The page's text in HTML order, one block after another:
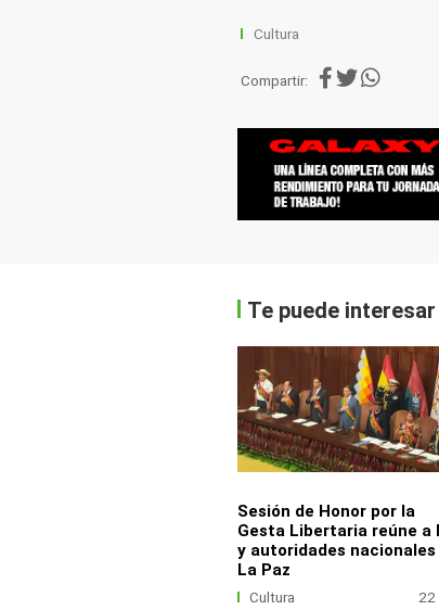
Cultura
Compartir:
Te puede interesar
Sesión de Honor por la
Gesta Libertaria reúne a
y autoridades nacionales
La Paz
Cultura 22